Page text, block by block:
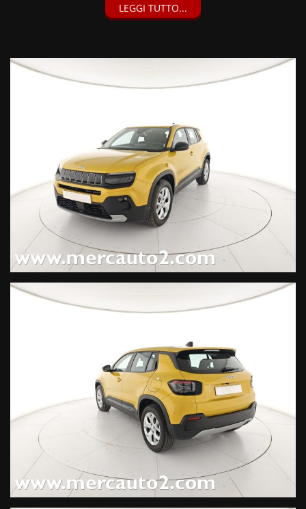
Vernice metallizzata Sun (900 EUR), Kit Fix & Go (30 EUR),
LEGGI TUTTO...